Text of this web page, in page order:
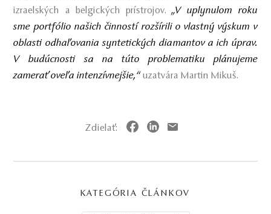
izraelských a belgických prístrojov.„V uplynulom roku
sme portfólio našich činností rozšírili o vlastný výskum v
oblasti odhaľovania syntetických diamantov a ich úprav.
V budúcnosti sa na túto problematiku plánujeme
zamerať oveľa intenzívnejšie,“ uzatvára Martin Mikuš.
Zdielať:
KATEGÓRIA ČLÁNKOV